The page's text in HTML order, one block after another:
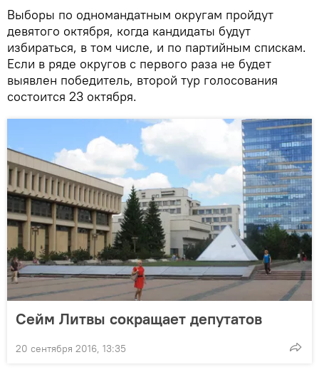
Выборы по одномандатным округам пройдут
девятого октября, когда кандидаты будут
избираться, в том числе, и по партийным спискам.
Если в ряде округов с первого раза не будет
выявлен победитель, второй тур голосования
состоится 23 октября.
Сейм Литвы сокращает депутатов
20 сентября 2016, 13:35